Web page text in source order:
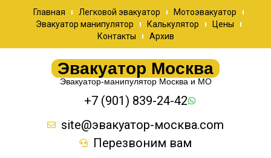
Главная Легковой эвакуатор
Мотоэвакуатор
Эвакуатор манипулятор
Калькулятор
Цены
Контакты
Архив
Эвакуатор Москва
Эвакуатор-манипулятор Москва и МО
+7 (901) 839-24-42
site@эвакуатор-москва.com
Перезвоним вам